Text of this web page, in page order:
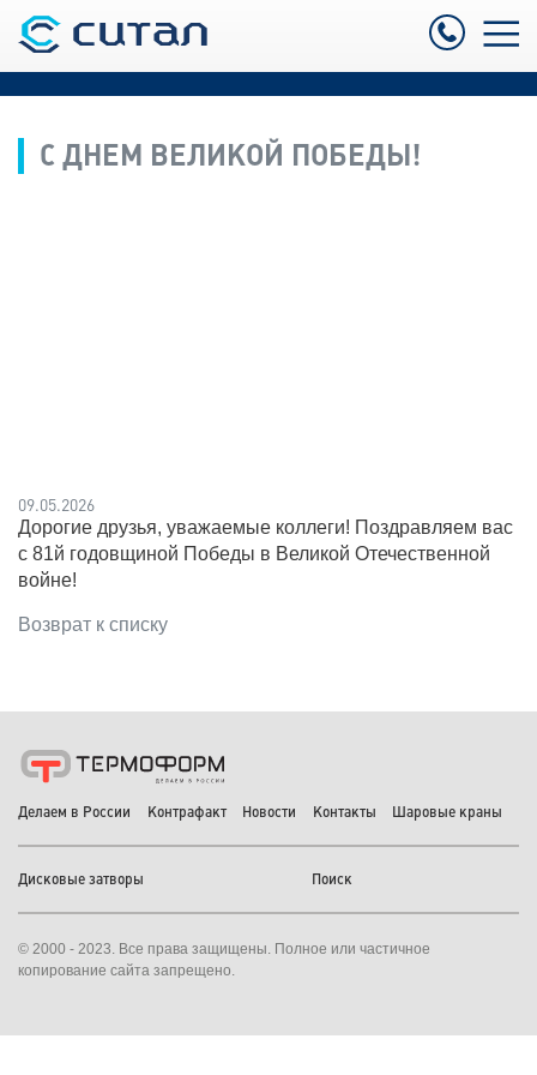
С ДНЕМ ВЕЛИКОЙ ПОБЕДЫ!
09.05.2026
Дорогие друзья, уважаемые коллеги! Поздравляем вас
с 81й годовщиной Победы в Великой Отечественной
войне!
Возврат к списку
Делаем в России Контрафакт Новости Контакты Шаровые краны
Дисковые затворы Поиск
© 2000 - 2023. Все права защищены. Полное или частичное
копирование сайта запрещено.